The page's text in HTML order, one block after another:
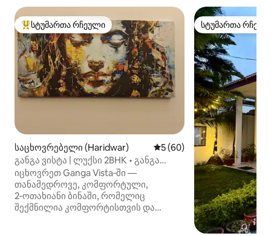
სტუმართა რჩეული მოწინავე ვარიანტი
სტუმართა რჩეული
საცხოვრებელი (Haridwar) საშუალო შეფასებაა
5 (60)
განგა ვისტა | ლუქსი 2BHK • განგა
ღატამდე ფეხით სავალი მანძილი
იცხოვრეთ Ganga Vista‑ში —
თანამედროვე, კომფორტული,
2‑ოთახიანი ბინაში, რომელიც
შექმნილია კომფორტისთვის და
სტუმართა
სტუმართა